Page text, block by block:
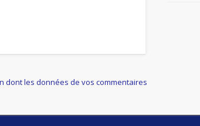
dont les données de vos commentaires